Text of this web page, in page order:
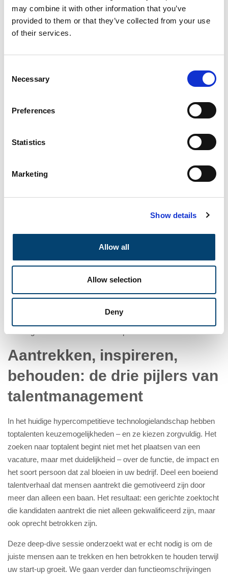
may combine it with other information that you’ve
provided to them or that they’ve collected from your use
of their services.
Selection
Necessary
Preferences
Statistics
Marketing
Show details
Allow all
Allow selection
Deny
je moet weten voordat je iemand aanneemt en wat de algemene
Aantrekken, inspireren,
behouden: de drie pijlers van
talentmanagement
In het huidige hypercompetitieve technologielandschap hebben
toptalenten keuzemogelijkheden – en ze kiezen zorgvuldig. Het
zoeken naar toptalent begint niet met het plaatsen van een
vacature, maar met duidelijkheid – over de functie, de impact en
het soort persoon dat zal bloeien in uw bedrijf. Deel een boeiend
talentverhaal dat mensen aantrekt die gemotiveerd zijn door
meer dan alleen een baan. Het resultaat: een gerichte zoektocht
die kandidaten aantrekt die niet alleen gekwalificeerd zijn, maar
ook oprecht betrokken zijn.
Deze deep-dive sessie onderzoekt wat er echt nodig is om de
juiste mensen aan te trekken en hen betrokken te houden terwijl
uw start-up groeit. We gaan verder dan functieomschrijvingen